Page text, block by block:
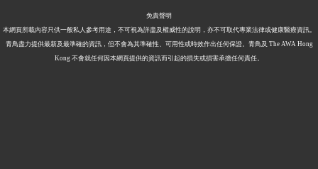
免責聲明
本網頁所載內容只供一般私人參考用途，不可視為詳盡及權威性的說明，亦不可取代專業法律或健康醫療資訊。
青鳥盡力提供最新及最準確的資訊，但不會為其準確性、可用性或時效作出任何保證。青鳥及 The AWA Hong
Kong 不會就任何因本網頁提供的資訊而引起的損失或損害承擔任何責任。